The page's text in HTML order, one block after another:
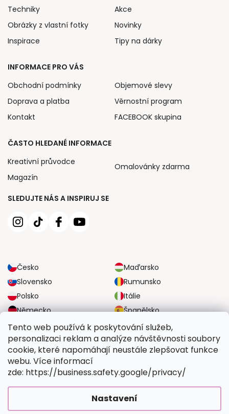
Tento web používá k poskytování služeb,
personalizaci reklam a analýze návštěvnosti soubory
cookie, které napomáhají neustále zlepšovat funkce
webu. Více informací
zde: https://business.safety.google/privacy/
Nastavení
SLEDUJTE NÁS A INSPIRUJ SE
Česko
Maďarsko
Slovensko
Rumunsko
Polsko
Itálie
Německo
Španělsko
Velká Británie
Rakousko
Techniky
Obrázky z vlastní fotky
Inspirace
Akce
Novinky
Tipy na dárky
INFORMACE PRO VÁS
Obchodní podmínky
Doprava a platba
Kontakt
Objemové slevy
Věrnostní program
FACEBOOK skupina
ČASTO HLEDANÉ INFORMACE
Kreativní průvodce
Magazín
Omalovánky zdarma
SPOLEHLIVÉ MOŽNOSTI DOPRAVY
BEZPEČNÉ MOŽNOSTI PLATBY